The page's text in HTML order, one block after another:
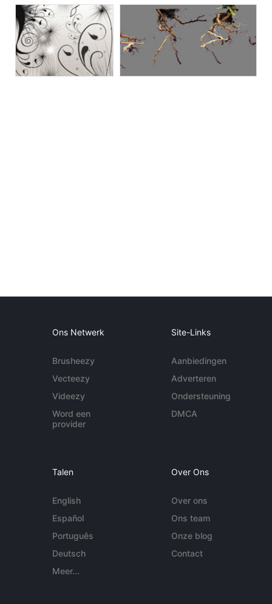
Ons Netwerk
Brusheezy
Vecteezy
Videezy
Word een
provider
Site-Links
Aanbiedingen
Adverteren
Ondersteuning
DMCA
Talen
English
Español
Português
Deutsch
Meer...
Over Ons
Over ons
Ons team
Onze blog
Contact